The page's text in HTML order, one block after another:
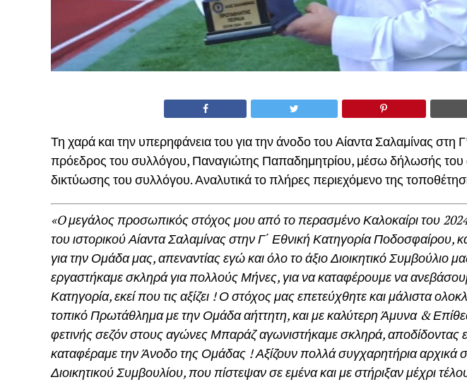
Τη χαρά και την υπερηφάνεια του για την άνοδο του Αίαντα Σαλαμίνας στη
πρόεδρος του συλλόγου, Παναγιώτης Παπαδημητρίου, μέσω δήλωσής του
δικτύωσης του συλλόγου. Αναλυτικά το πλήρες περιεχόμενο της
«O μεγάλος προσωπικός στόχος μου από το περασμένο Καλοκαίρι του
του ιστορικού Αίαντα Σαλαμίνας στην Γ΄ Εθνική Κατηγορία Ποδοσφαίρου,
για την Ομάδα μας, απεναντίας εγώ και όλο το άξιο Διοικητικό Συμβούλιο
εργαστήκαμε σκληρά για πολλούς Μήνες, για να καταφέρουμε να
Κατηγορία, εκεί που τις αξίζει ! Ο στόχος μας επετεύχθητε και μάλιστα
τοπικό Πρωτάθλημα με την Ομάδα αήττητη, και με καλύτερη Άμυνα &
φετινής σεζόν στους αγώνες Μπαράζ αγωνιστήκαμε σκληρά, αποδίδοντας
καταφέραμε την Άνοδο της Ομάδας ! Αξίζουν πολλά συγχαρητήρια αρχικά
Διοικητικού Συμβουλίου, που πίστεψαν σε εμένα και με στήριξαν μέχρι